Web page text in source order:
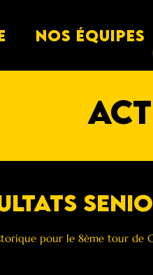
Nos équipes
pour le 8ème tour de